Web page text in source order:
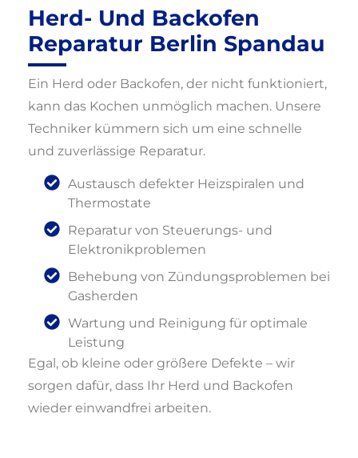
Herd- Und Backofen
Reparatur Berlin Spandau
Ein Herd oder Backofen, der nicht funktioniert,
kann das Kochen unmöglich machen. Unsere
Techniker kümmern sich um eine schnelle
und zuverlässige Reparatur.
Austausch defekter Heizspiralen und
Thermostate
Reparatur von Steuerungs- und
Elektronikproblemen
Behebung von Zündungsproblemen bei
Gasherden
Wartung und Reinigung für optimale
Leistung
Egal, ob kleine oder größere Defekte – wir
sorgen dafür, dass Ihr Herd und Backofen
wieder einwandfrei arbeiten.